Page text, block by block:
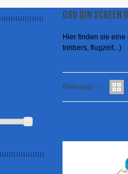
OSD (ON SCREEN
Hier finden sie
treibers, flugzeit...)
Relevanz